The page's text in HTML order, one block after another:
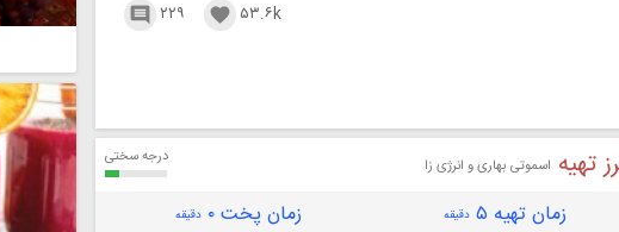
۲۲۹  ۵۳.۶k 
تهیه اسموتی بهاری و انرژی زا درجه سختی
زمان تهیه ۵ دقیقه زمان پخت ۰ دقیقه